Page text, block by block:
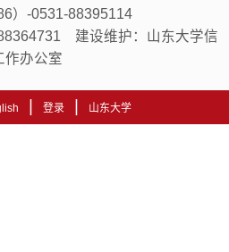
）-0531-88395114
建设维护：山东大学信
作办公室
登录 山东大学